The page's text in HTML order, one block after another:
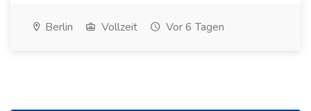
Berlin Vollzeit Vor 6 Tagen